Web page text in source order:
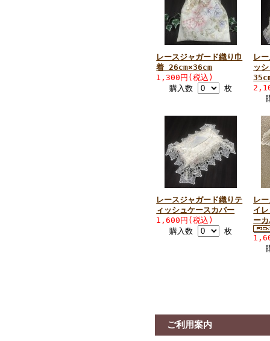
レースジャガード織り巾
着 26cm×36cm
1,300円(税込)
購入数
枚
レ
ッ
レースジャガード織りテ
ィッシュケースカバー
1,600円(税込)
購入数
枚
レ
イ
ー
ご利用案内